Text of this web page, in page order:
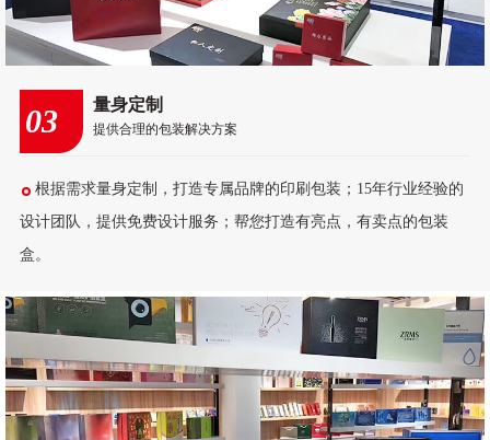
03 量身定制
提供合理的包装解决方案
根据需求量身定制，打造专属品牌的印刷包装；15年行业经验的
设计团队，提供免费设计服务；帮您打造有亮点，有卖点的包装
盒。